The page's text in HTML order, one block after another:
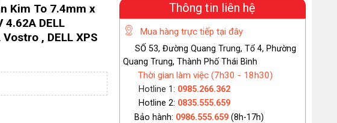
Kim To 7.4mm x
DELL
, DELL XPS
Thông tin liên hệ
Mua hàng trực tiếp tại đây
SỐ 53, Đường Quang Trung, Tổ 4, Phường
Quang Trung, Thành Phố Thái Bình
Thời gian làm việc (7h30 - 18h30)
Hotline 1: 0985.266.362
Hotline 2: 0835.555.659
Bảo hành: 0986.555.659(8h-17h)